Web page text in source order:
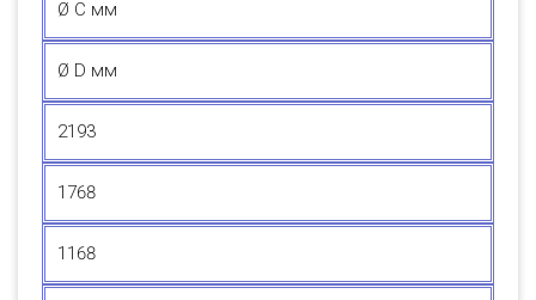
Ø C мм
Ø D мм
2193
1768
1168